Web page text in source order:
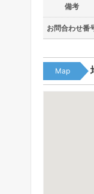
備考
お問合わせ番
Map